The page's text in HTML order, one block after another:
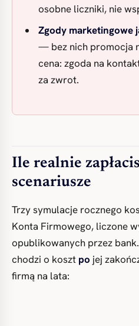
osobne liczniki, nie
Zgody marketingowe
— bez nich promocja
cena: zgoda na
za zwrot.
Ile realnie
scenariusze
Trzy symulacje rocznego
Konta Firmowego, liczone
opublikowanych przez
chodzi o koszt po jej
firmą na lata: